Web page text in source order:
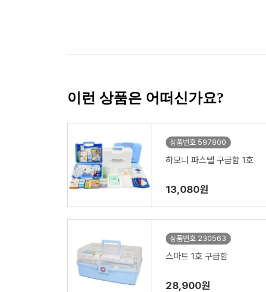
이런 상품은 어떠신가요?
상품번호 597800
하모니 파스텔 구급함 1호
13,080원
상품번호 230563
스마트 1호 구급함
28,900원